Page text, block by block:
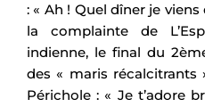
: « Ah ! Quel dîner je
la complainte de
indienne, le final du
des « maris récalcitrants
Périchole : « Je t’adore